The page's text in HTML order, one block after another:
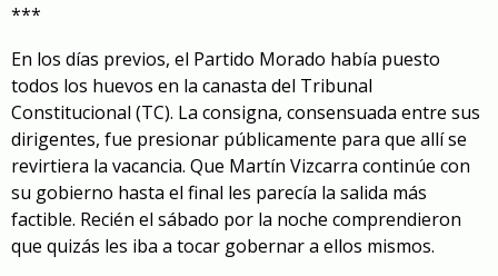
***
En los días previos, el Partido Morado había puesto
todos los huevos en la canasta del Tribunal
Constitucional (TC). La consigna, consensuada entre sus
dirigentes, fue presionar públicamente para que allí se
revirtiera la vacancia. Que Martín Vizcarra continúe con
su gobierno hasta el final les parecía la salida más
factible. Recién el sábado por la noche comprendieron
que quizás les iba a tocar gobernar a ellos mismos.